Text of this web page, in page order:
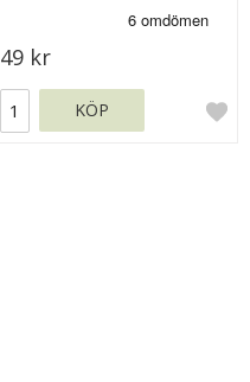
49 kr
KÖP